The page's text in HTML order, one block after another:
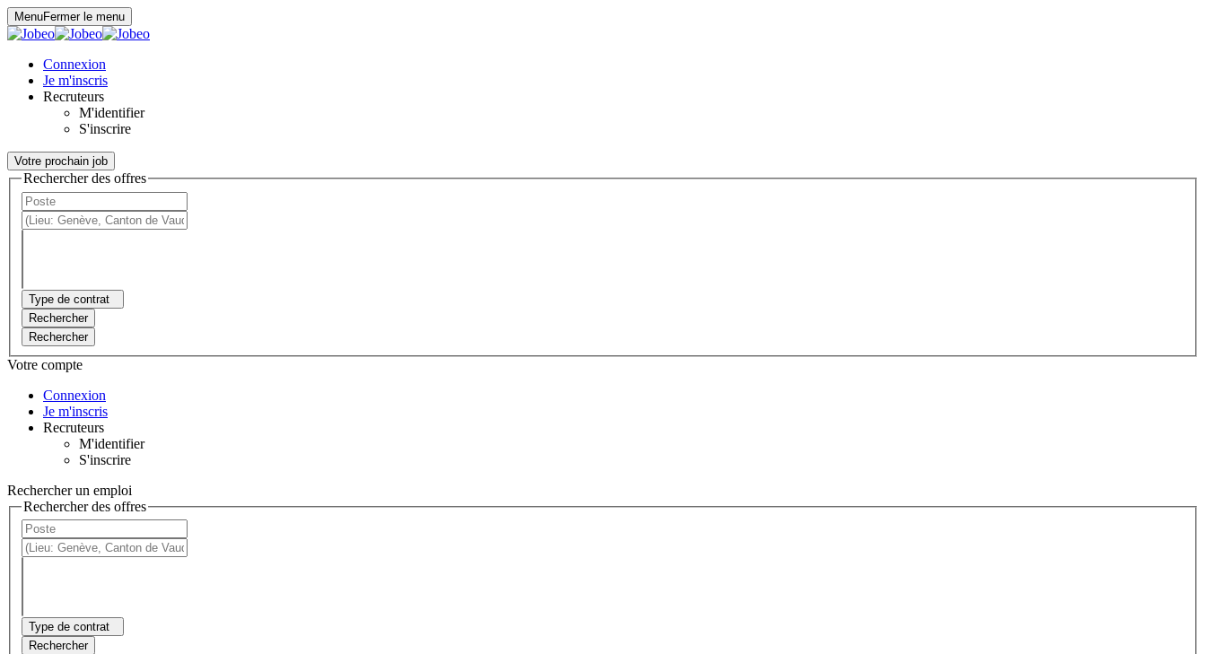
MenuFermer le menu
Connexion
Je m'inscris
Recruteurs
M'identifier
S'inscrire
Votre prochain job
Rechercher des offres
Type de contrat
Rechercher
Rechercher
Votre compte
Connexion
Je m'inscris
Recruteurs
M'identifier
S'inscrire
Rechercher un emploi
Rechercher des offres
Type de contrat
Rechercher
Panneau de gestion des cookies